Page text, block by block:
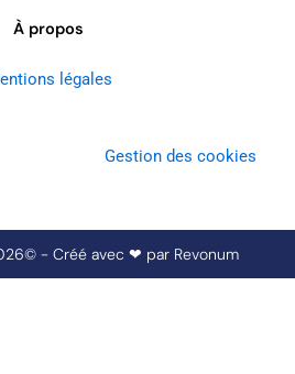
À propos
légales
Gestion des cookies
- Créé avec ❤ par Revonum